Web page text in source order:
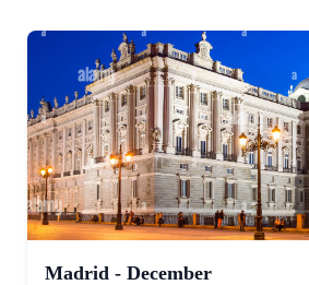
Madrid - December